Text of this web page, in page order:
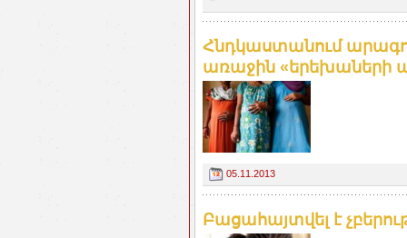
Հնդկաստանում
առաջին «երեխաների
05.11.2013
Բացահայտվել է